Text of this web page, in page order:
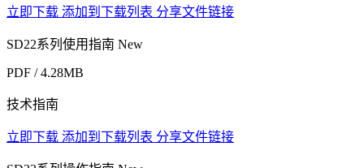
立即下载 添加到下载列表 分享文件链接
SD22系列使用指南 New
PDF / 4.28MB
技术指南
立即下载 添加到下载列表 分享文件链接